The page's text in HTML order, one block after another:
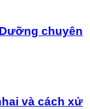
chuyên
và cách xử